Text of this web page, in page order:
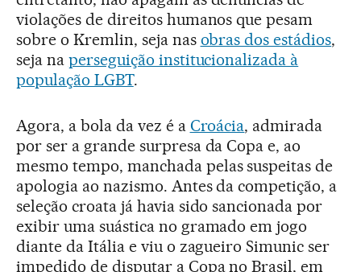
violações de direitos humanos que pesam
sobre o Kremlin, seja nas obras dos estádios,
seja na perseguição institucionalizada à
população LGBT.
Agora, a bola da vez é a Croácia, admirada
por ser a grande surpresa da Copa e, ao
mesmo tempo, manchada pelas suspeitas de
apologia ao nazismo. Antes da competição, a
seleção croata já havia sido sancionada por
exibir uma suástica no gramado em jogo
diante da Itália e viu o zagueiro Simunic ser
impedido de disputar a Copa no Brasil, em